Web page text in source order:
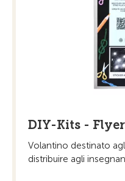
DIY-Kits - Flyer
Volantino destinato
distribuire agli